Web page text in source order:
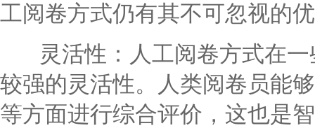
工阅卷方式仍有其不可忽视的
灵活性：人工阅卷方式在一
较强的灵活性。人类阅卷员能
等方面进行综合评价，这也是